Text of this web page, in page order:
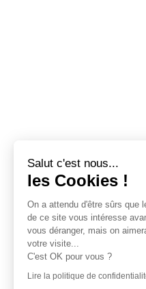
Salut c'est nous...
les Cookies !
On a attendu d'être sûrs que
de ce site vous intéresse
vous déranger, mais on
votre visite...
C'est OK pour vous ?
Lire la politique de